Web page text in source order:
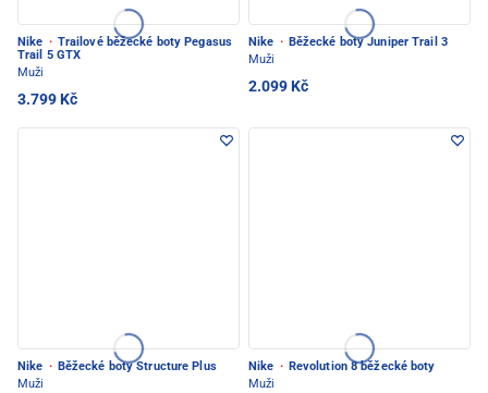
Nike · Trailové běžecké boty Pegasus
Trail 5 GTX
Muži
3.799 Kč
Nike · Běžecké boty Juniper Trail 3
Muži
2.099 Kč
Nike · Běžecké boty Structure Plus
Muži
Nike · Revolution 8 běžecké boty
Muži